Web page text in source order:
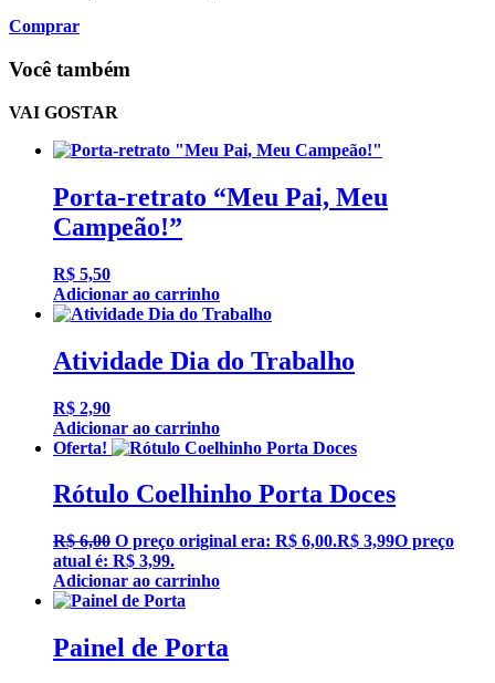
Comprar
Você também
VAI GOSTAR
Porta-retrato “Meu Pai, Meu
Campeão!”
R$ 5,50
Adicionar ao carrinho
Atividade Dia do Trabalho
R$ 2,90
Adicionar ao carrinho
Oferta!
Rótulo Coelhinho Porta Doces
R$6,00 O preço original era: R$ 6,00.R$ 3,99O preço
atual é: R$ 3,99.
Adicionar ao carrinho
Painel de Porta